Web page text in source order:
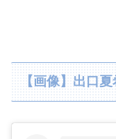
【画像】出口